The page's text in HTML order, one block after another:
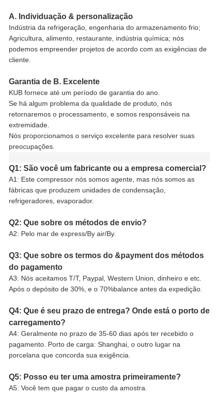
A. Individuação & personalização
Indústria da refrigeração, engenharia do armazenamento frio;
Agricultura, alimento, restaurante, indústria química; nós
podemos empreender projetos de acordo com as exigências de
cliente.
Garantia de B. Excelente
KUB fornece até um período de garantia do ano.
Se há algum problema da qualidade de produto, nós
retornaremos o processamento, e somos responsáveis na
extremidade.
Nós proporcionamos o serviço excelente para resolver suas
preocupações.
Q1: São você um fabricante ou a empresa comercial?
A1: Este compressor nós somos agente, mas nós somos as
fábricas que produzem unidades de condensação,
refrigeradores, evaporador.
Q2: Que sobre os métodos de envio?
A2: Pelo mar de express/By air/By.
Q3: Que sobre os termos do &payment dos métodos
do pagamento
A3: Nós aceitamos T/T, Paypal, Western Union, dinheiro e etc.
Após o depósito de 30%, e o 70%balance antes da expedição.
Q4: Que é seu prazo de entrega? Onde está o porto de
carregamento?
A4: Geralmente no prazo de 35-60 dias após ter recebido o
pagamento. Porto de carga: Shanghai, o outro lugar na
porcelana que concorda sua exigência.
Q5: Posso eu ter uma amostra primeiramente?
A5: Você tem que pagar o custo da amostra.